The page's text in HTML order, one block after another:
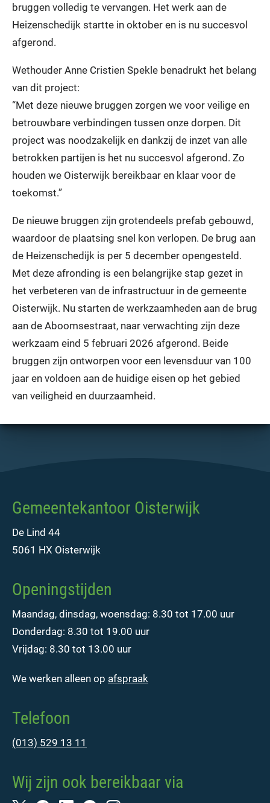
bruggen volledig te vervangen. Het werk aan de
Heizenschedijk startte in oktober en is nu succesvol
afgerond.
Wethouder Anne Cristien Spekle benadrukt het belang
van dit project:
“Met deze nieuwe bruggen zorgen we voor veilige en
betrouwbare verbindingen tussen onze dorpen. Dit
project was noodzakelijk en dankzij de inzet van alle
betrokken partijen is het nu succesvol afgerond. Zo
houden we Oisterwijk bereikbaar en klaar voor de
toekomst.”
De nieuwe bruggen zijn grotendeels prefab gebouwd,
waardoor de plaatsing snel kon verlopen. De brug aan
de Heizenschedijk is per 5 december opengesteld.
Met deze afronding is een belangrijke stap gezet in
het verbeteren van de infrastructuur in de gemeente
Oisterwijk. Nu starten de werkzaamheden aan de brug
aan de Aboomsestraat, naar verwachting zijn deze
werkzaam eind 5 februari 2026 afgerond. Beide
bruggen zijn ontworpen voor een levensduur van 100
jaar en voldoen aan de huidige eisen op het gebied
van veiligheid en duurzaamheid.
Gemeentekantoor Oisterwijk
De Lind 44
5061 HX Oisterwijk
Openingstijden
Maandag, dinsdag, woensdag: 8.30 tot 17.00 uur
Donderdag: 8.30 tot 19.00 uur
Vrijdag: 8.30 tot 13.00 uur
We werken alleen op afspraak
Telefoon
(013) 529 13 11
Wij zijn ook bereikbaar via